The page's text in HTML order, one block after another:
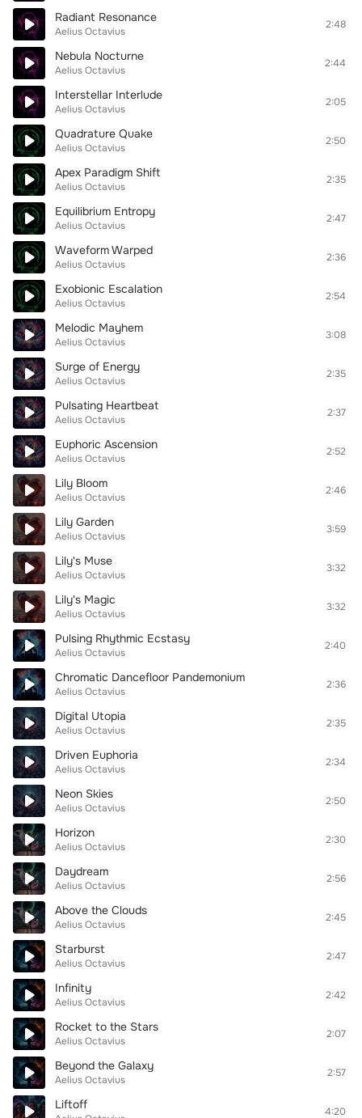
Radiant Resonance
Aelius Octavius
2:48
Nebula Nocturne
Aelius Octavius
2:44
Interstellar Interlude
Aelius Octavius
2:05
Quadrature Quake
Aelius Octavius
2:50
Apex Paradigm Shift
Aelius Octavius
2:35
Equilibrium Entropy
Aelius Octavius
2:47
Waveform Warped
Aelius Octavius
2:36
Exobionic Escalation
Aelius Octavius
2:54
Melodic Mayhem
Aelius Octavius
3:08
Surge of Energy
Aelius Octavius
2:35
Pulsating Heartbeat
Aelius Octavius
2:37
Euphoric Ascension
Aelius Octavius
2:52
Lily Bloom
Aelius Octavius
2:46
Lily Garden
Aelius Octavius
3:59
Lily's Muse
Aelius Octavius
3:32
Lily's Magic
Aelius Octavius
3:32
Pulsing Rhythmic Ecstasy
Aelius Octavius
2:40
Chromatic Dancefloor Pandemonium
Aelius Octavius
2:36
Digital Utopia
Aelius Octavius
2:35
Driven Euphoria
Aelius Octavius
2:34
Neon Skies
Aelius Octavius
2:50
Horizon
Aelius Octavius
2:30
Daydream
Aelius Octavius
2:56
Above the Clouds
Aelius Octavius
2:45
Starburst
Aelius Octavius
2:47
Infinity
Aelius Octavius
2:42
Rocket to the Stars
Aelius Octavius
2:07
Beyond the Galaxy
Aelius Octavius
2:57
Liftoff 4:20